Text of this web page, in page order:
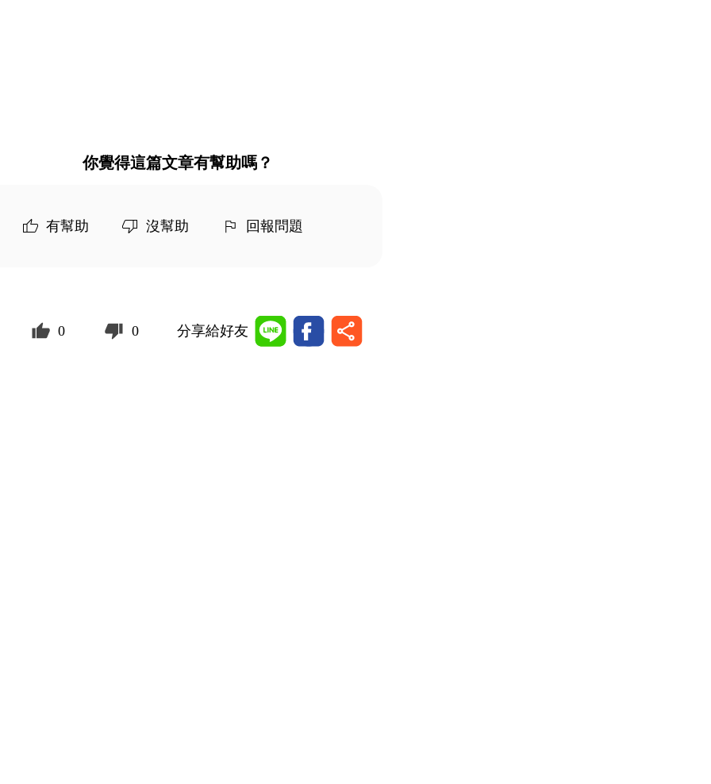
你覺得這篇文章有幫助嗎？
有幫助 沒幫助 回報問題
0 0 分享給好友